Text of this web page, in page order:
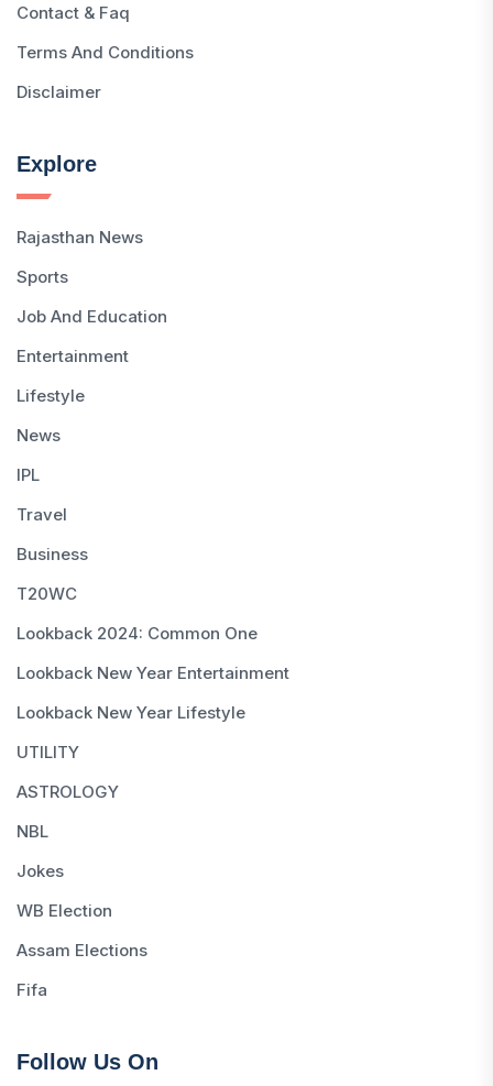
Contact & Faq
Terms And Conditions
Disclaimer
Explore
Rajasthan News
Sports
Job And Education
Entertainment
Lifestyle
News
IPL
Travel
Business
T20WC
Lookback 2024: Common One
Lookback New Year Entertainment
Lookback New Year Lifestyle
UTILITY
ASTROLOGY
NBL
Jokes
WB Election
Assam Elections
Fifa
Follow Us On